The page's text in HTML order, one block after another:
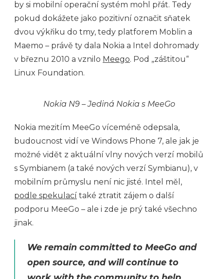
by si mobilní operační systém mohl přát. Tedy
pokud dokážete jako pozitivní označit sňatek
dvou výkřiku do tmy, tedy platforem Moblin a
Maemo – právě ty dala Nokia a Intel dohromady
v březnu 2010 a vznilo Meego. Pod „záštitou“
Linux Foundation.
Nokia N9 – Jediná Nokia s MeeGo
Nokia mezitím MeeGo víceméně odepsala,
budoucnost vidí ve Windows Phone 7, ale jak je
možné vidět z aktuální vlny nových verzí mobilů
s Symbianem (a také nových verzí Symbianu), v
mobilním průmyslu není nic jisté. Intel měl,
podle spekulací také ztratit zájem o další
podporu MeeGo – ale i zde je prý také všechno
jinak.
We remain committed to MeeGo and
open source, and will continue to